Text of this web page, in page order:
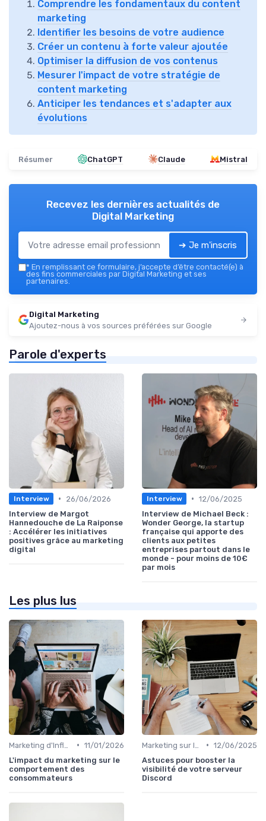
Comprendre les fondamentaux du content
marketing
Identifier les besoins de votre audience
Créer un contenu à forte valeur ajoutée
Optimiser la diffusion de vos contenus
Mesurer l'impact de votre stratégie de
content marketing
Anticiper les tendances et s'adapter aux
évolutions
Résumer ChatGPT Claude Mistral
Recevez les dernières actualités de
Digital Marketing
➔ Je m'inscris
* En remplissant ce formulaire, j’accepte d’être contacté(e) à
des fins commerciales par Digital Marketing et ses
partenaires.
Digital Marketing
Ajoutez-nous à vos sources préférées sur Google
Parole d'experts
Interview •
26/06/2026
Interview de Margot
Hannedouche de La Raiponse
: Accélérer les initiatives
positives grâce au marketing
digital
Interview • 12/06/2025
Interview de Michael Beck :
Wonder George, la startup
française qui apporte des
clients aux petites
entreprises partout dans le
monde - pour moins de 10€
par mois
Les plus lus
• 11/01/2026
L'impact du marketing sur le
comportement des
consommateurs
• 12/06/2025
Astuces pour booster la
visibilité de votre serveur
Discord